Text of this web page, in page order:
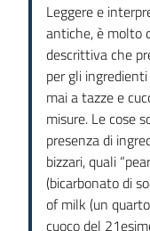
Leggere e
antiche, è molto
descrittiva che
per gli
mai a tazze e
misure. Le cose
presenza di
bizzari, quali
(bicarbonato di
of milk (un
cuoco del